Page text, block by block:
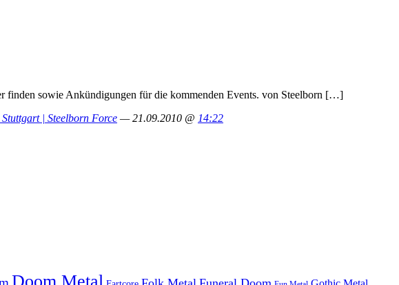
sowie Ankündigungen für die kommenden Events. von Steelborn […]
| Steelborn Force — 21.09.2010 @ 14:22